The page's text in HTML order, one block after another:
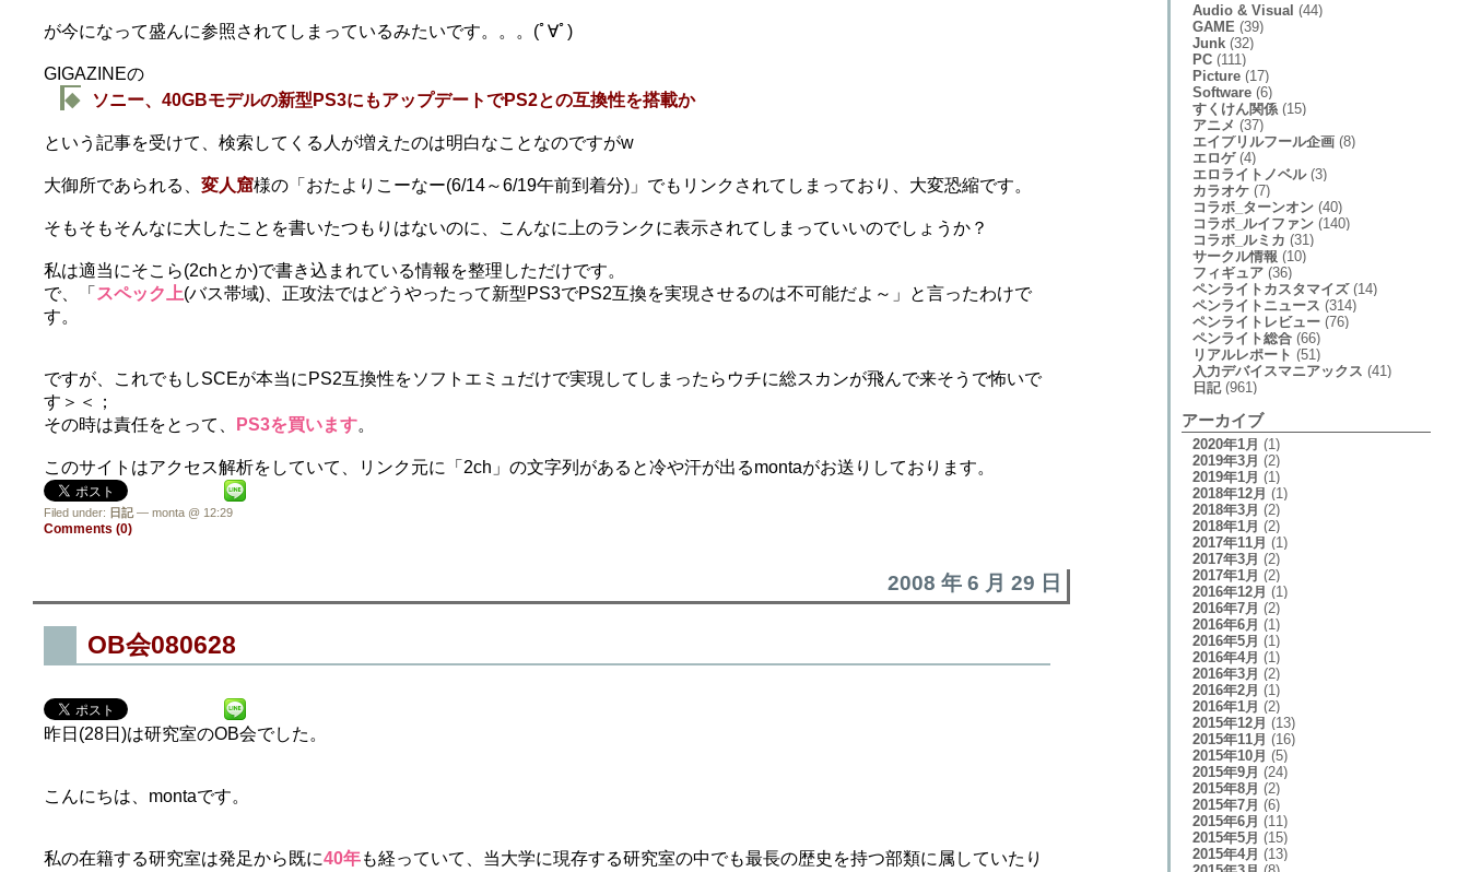
が今になって盛んに参照されてしまっているみたいです。。。(ﾟ∀ﾟ)
GIGAZINEの
◆ ソニー、40GBモデルの新型PS3にもアップデートでPS2との互換性を搭載か
という記事を受けて、検索してくる人が増えたのは明白なことなのですがw
大御所であられる、 変人窟様の「おたよりこーなー(6/14～6/19午前到着分)」でもリンクされてしまっており、大変恐縮です。
そもそもそんなに大したことを書いたつもりはないのに、こんなに上のランクに表示されてしまっていいのでしょうか？
私は適当にそこら(2chとか)で書き込まれている情報を整理しただけです。
で、「 スペック上(バス帯域)、正攻法ではどうやったって新型PS3でPS2互換を実現させるのは不可能だよ～」と言ったわけで
す。
ですが、これでもしSCEが本当にPS2互換性をソフトエミュだけで実現してしまったらウチに総スカンが飛んで来そうで怖いで
す＞＜；
その時は責任をとって、
PS3を買います。
このサイトはアクセス解析をしていて、リンク元に「2ch」の文字列があると冷や汗が出るmontaがお送りしております。
Filed under: 日記— monta @ 12:29
Comments (0)
2008 年 6 月 29 日
OB会080628
昨日(28日)は研究室のOB会でした。
こんにちは、montaです。
私の在籍する研究室は発足から既に40年も経っていて、当大学に現存する研究室の中でも最長の歴史を持つ部類に属していたり
Audio & Visual (44)
GAME (39)
Junk(32)
PC(111)
Picture(17)
Software(6)
すくけん関係(15)
アニメ (37)
エイプリルフール企画(8)
エロゲ(4)
エロライトノベル(3)
カラオケ(7)
コラボ_ターンオン(40)
コラボ_ルイファン(140)
コラボ_ルミカ (31)
サークル情報 (10)
フィギュア(36)
ペンライトカスタマイズ(14)
ペンライトニュース (314)
ペンライトレビュー(76)
ペンライト総合(66)
リアルレポート (51)
入力デバイスマニアックス (41)
日記(961)
アーカイブ
2020年1月 (1)
2019年3月 (2)
2019年1月 (1)
2018年12月 (1)
2018年3月 (2)
2018年1月 (2)
2017年11月 (1)
2017年3月 (2)
2017年1月 (2)
2016年12月 (1)
2016年7月 (2)
2016年6月 (1)
2016年5月 (1)
2016年4月 (1)
2016年3月 (2)
2016年2月 (1)
2016年1月 (2)
2015年12月 (13)
2015年11月 (16)
2015年10月 (5)
2015年9月 (24)
2015年8月 (2)
2015年7月 (6)
2015年6月 (11)
2015年5月 (15)
2015年4月 (13)